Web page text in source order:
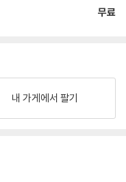
무료
내 가게에서 팔기